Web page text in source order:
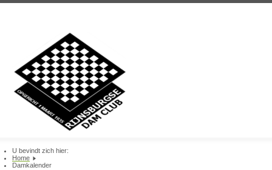
U bevindt zich hier:
Home
Damkalender